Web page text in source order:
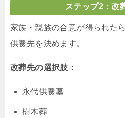
ステップ2：改
家族・親族の合意が得られた
供養先を決めます。
改葬先の選択肢：
永代供養墓
樹木葬